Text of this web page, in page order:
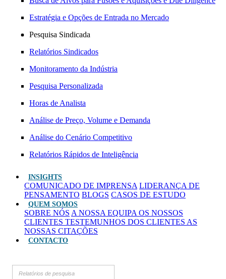
Estratégia e Opções de Entrada no Mercado
Pesquisa Sindicada
Relatórios Sindicados
Monitoramento da Indústria
Pesquisa Personalizada
Horas de Analista
Análise de Preço, Volume e Demanda
Análise do Cenário Competitivo
Relatórios Rápidos de Inteligência
INSIGHTS
COMUNICADO DE IMPRENSA LIDERANÇA DE
PENSAMENTO BLOGS CASOS DE ESTUDO
QUEM SOMOS
SOBRE NÓS A NOSSA EQUIPA OS NOSSOS
CLIENTES TESTEMUNHOS DOS CLIENTES AS
NOSSAS CITAÇÕES
CONTACTO